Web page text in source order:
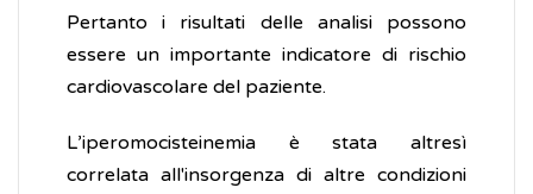
Pertanto i risultati delle analisi possono
essere un importante indicatore di rischio
cardiovascolare del paziente.
L’iperomocisteinemia è stata altresì
correlata all'insorgenza di altre condizioni